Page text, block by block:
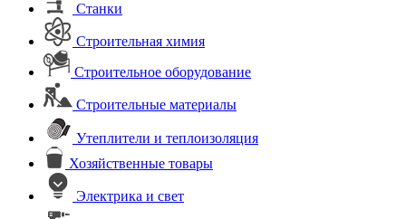
Станки
Строительная химия
Строительное оборудование
Строительные материалы
Утеплители и теплоизоляция
Хозяйственные товары
Электрика и свет